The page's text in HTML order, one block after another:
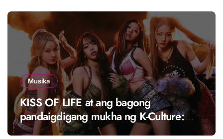
Musika
KISS OF LIFE at ang bagong
pandaigdigang mukha ng K-Culture:
Ang girl group na nagdadala ng